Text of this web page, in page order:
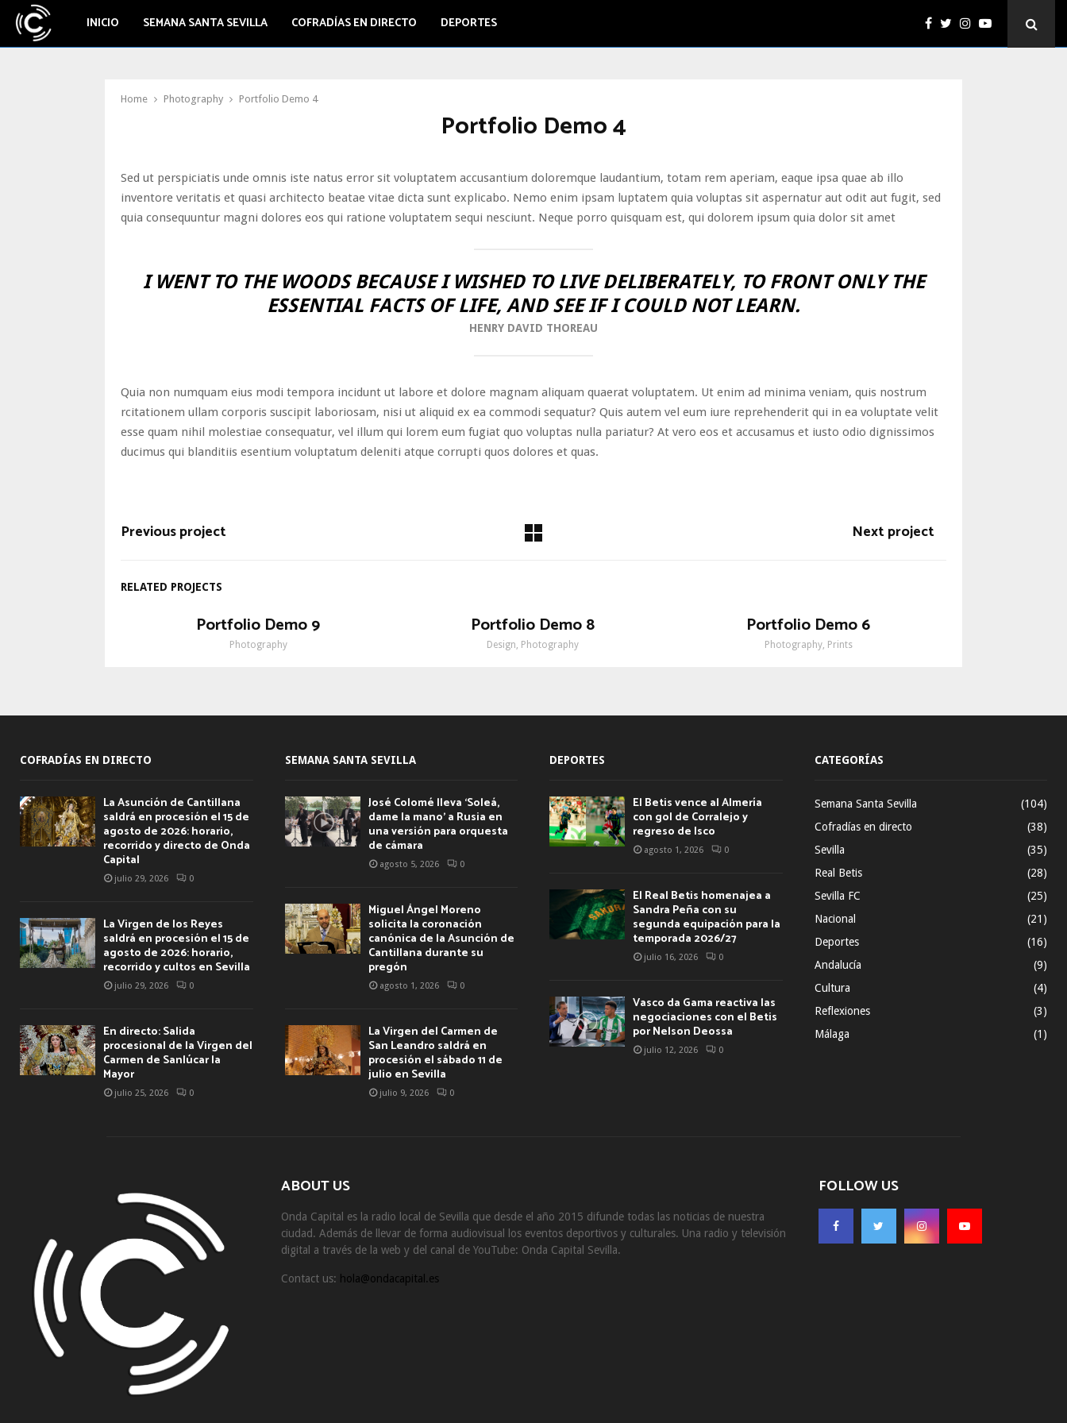
INICIO SEMANA SANTA SEVILLA COFRADÍAS EN DIRECTO DEPORTES
Home Photography Portfolio Demo 4
Portfolio Demo 4
Sed ut perspiciatis unde omnis iste natus error sit voluptatem accusantium doloremque laudantium, totam rem aperiam, eaque ipsa quae ab illo
inventore veritatis et quasi architecto beatae vitae dicta sunt explicabo. Nemo enim ipsam luptatem quia voluptas sit aspernatur aut odit aut fugit, sed
quia consequuntur magni dolores eos qui ratione voluptatem sequi nesciunt. Neque porro quisquam est, qui dolorem ipsum quia dolor sit amet
I WENT TO THE WOODS BECAUSE I WISHED TO LIVE DELIBERATELY, TO FRONT ONLY THE
ESSENTIAL FACTS OF LIFE, AND SEE IF I COULD NOT LEARN.
HENRY DAVID THOREAU
Quia non numquam eius modi tempora incidunt ut labore et dolore magnam aliquam quaerat voluptatem. Ut enim ad minima veniam, quis nostrum
rcitationem ullam corporis suscipit laboriosam, nisi ut aliquid ex ea commodi sequatur? Quis autem vel eum iure reprehenderit qui in ea voluptate velit
esse quam nihil molestiae consequatur, vel illum qui lorem eum fugiat quo voluptas nulla pariatur? At vero eos et accusamus et iusto odio dignissimos
ducimus qui blanditiis esentium voluptatum deleniti atque corrupti quos dolores et quas.
Previous project Next project
RELATED PROJECTS
Portfolio Demo 9
Photography
Portfolio Demo 8
Design, Photography
Portfolio Demo 6
Photography, Prints
COFRADÍAS EN DIRECTO
La Asunción de Cantillana
saldrá en procesión el 15 de
agosto de 2026: horario,
recorrido y directo de Onda
Capital
julio 29, 2026 0
La Virgen de los Reyes
saldrá en procesión el 15 de
agosto de 2026: horario,
recorrido y cultos en Sevilla
julio 29, 2026 0
En directo: Salida
procesional de la Virgen del
Carmen de Sanlúcar la
Mayor
julio 25, 2026 0
SEMANA SANTA SEVILLA
José Colomé lleva ‘Soleá,
dame la mano’ a Rusia en
una versión para orquesta
de cámara
agosto 5, 2026 0
Miguel Ángel Moreno
solicita la coronación
canónica de la Asunción de
Cantillana durante su
pregón
agosto 1, 2026 0
La Virgen del Carmen de
San Leandro saldrá en
procesión el sábado 11 de
julio en Sevilla
julio 9, 2026 0
DEPORTES
El Betis vence al Almería
con gol de Corralejo y
regreso de Isco
agosto 1, 2026 0
El Real Betis homenajea a
Sandra Peña con su
segunda equipación para la
temporada 2026/27
julio 16, 2026 0
Vasco da Gama reactiva las
negociaciones con el Betis
por Nelson Deossa
julio 12, 2026 0
CATEGORÍAS
Semana Santa Sevilla
(104)
Cofradías en directo
(38)
Sevilla
(35)
Real Betis
(28)
Sevilla FC
(25)
Nacional
(21)
Deportes
(16)
Andalucía
(9)
Cultura
(4)
Reflexiones
(3)
Málaga
(1)
ABOUT US
Onda Capital es la radio local de Sevilla que desde el año 2015 difunde todas las noticias de nuestra
ciudad. Además de llevar de forma audiovisual los eventos deportivos y culturales. Una radio y televisión
digital a través de la web y del canal de YouTube: Onda Capital Sevilla.
Contact us: hola@ondacapital.es
FOLLOW US